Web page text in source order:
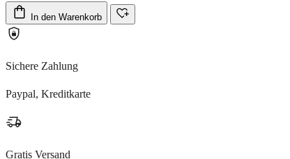
In den Warenkorb
Sichere Zahlung
Paypal, Kreditkarte
Gratis Versand